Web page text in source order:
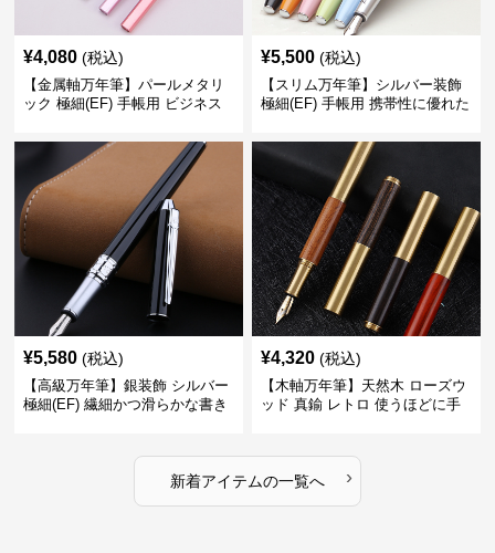
¥4,080 (税込)
【金属軸万年筆】パールメタリ
ック 極細(EF) 手帳用 ビジネス
る
¥5,500 (税込)
【スリム万年筆】シルバー装飾
極細(EF) 手帳用 携帯性に優れた
ートに筆記
¥5,580 (税込)
【高級万年筆】銀装飾 シルバー
極細(EF) 繊細かつ滑らかな書き
¥4,320 (税込)
【木軸万年筆】天然木 ローズウ
ッド 真鍮 レトロ 使うほどに手
新着アイテムの一覧へ ›